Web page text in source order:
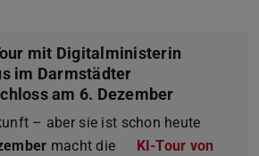
mit Digitalministerin
im Darmstädter
am 6. Dezember
– aber sie ist schon heute
macht die
KI-Tour von